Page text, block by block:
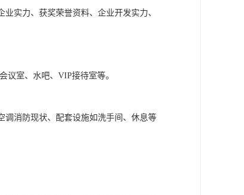
实力、获奖荣誉资料、企业开发实力、
议室、水吧、VIP接待室等。
调消防现状、配套设施如洗手间、休息等